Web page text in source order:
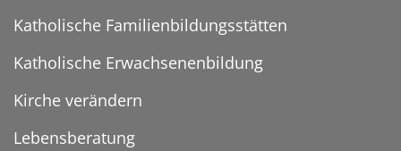
Katholische Familienbildungsstätten
Katholische Erwachsenenbildung
Kirche verändern
Lebensberatung